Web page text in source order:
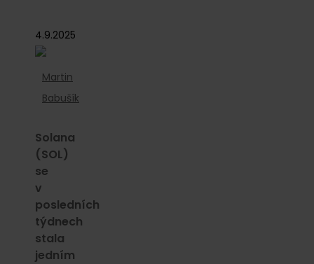
4.9.2025
Martin
Babušík
Solana
(SOL)
se
v
posledních
týdnech
stala
jedním